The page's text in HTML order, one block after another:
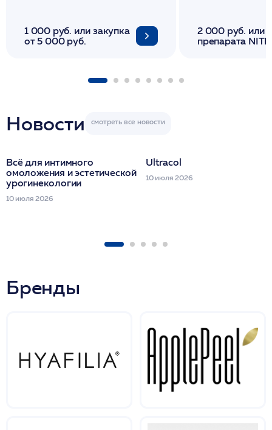
1 000 руб. или закупка
от 5 000 руб.
2 000 руб. или
препарата
Новости
Всё для интимного
омоложения и эстетической
урогинекологии
10 июля 2026
Ultracol
10 июля 2026
Бренды